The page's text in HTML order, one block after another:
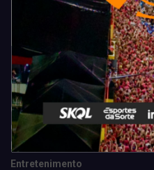
Categorias
Camarote Vip Junino
Cidade
Destaques
Entretenimento